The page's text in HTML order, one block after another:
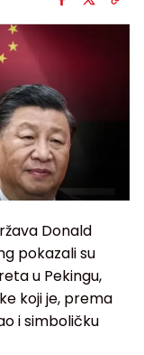
Donald
pokazali su
u Pekingu,
koji je, prema
i simboličku